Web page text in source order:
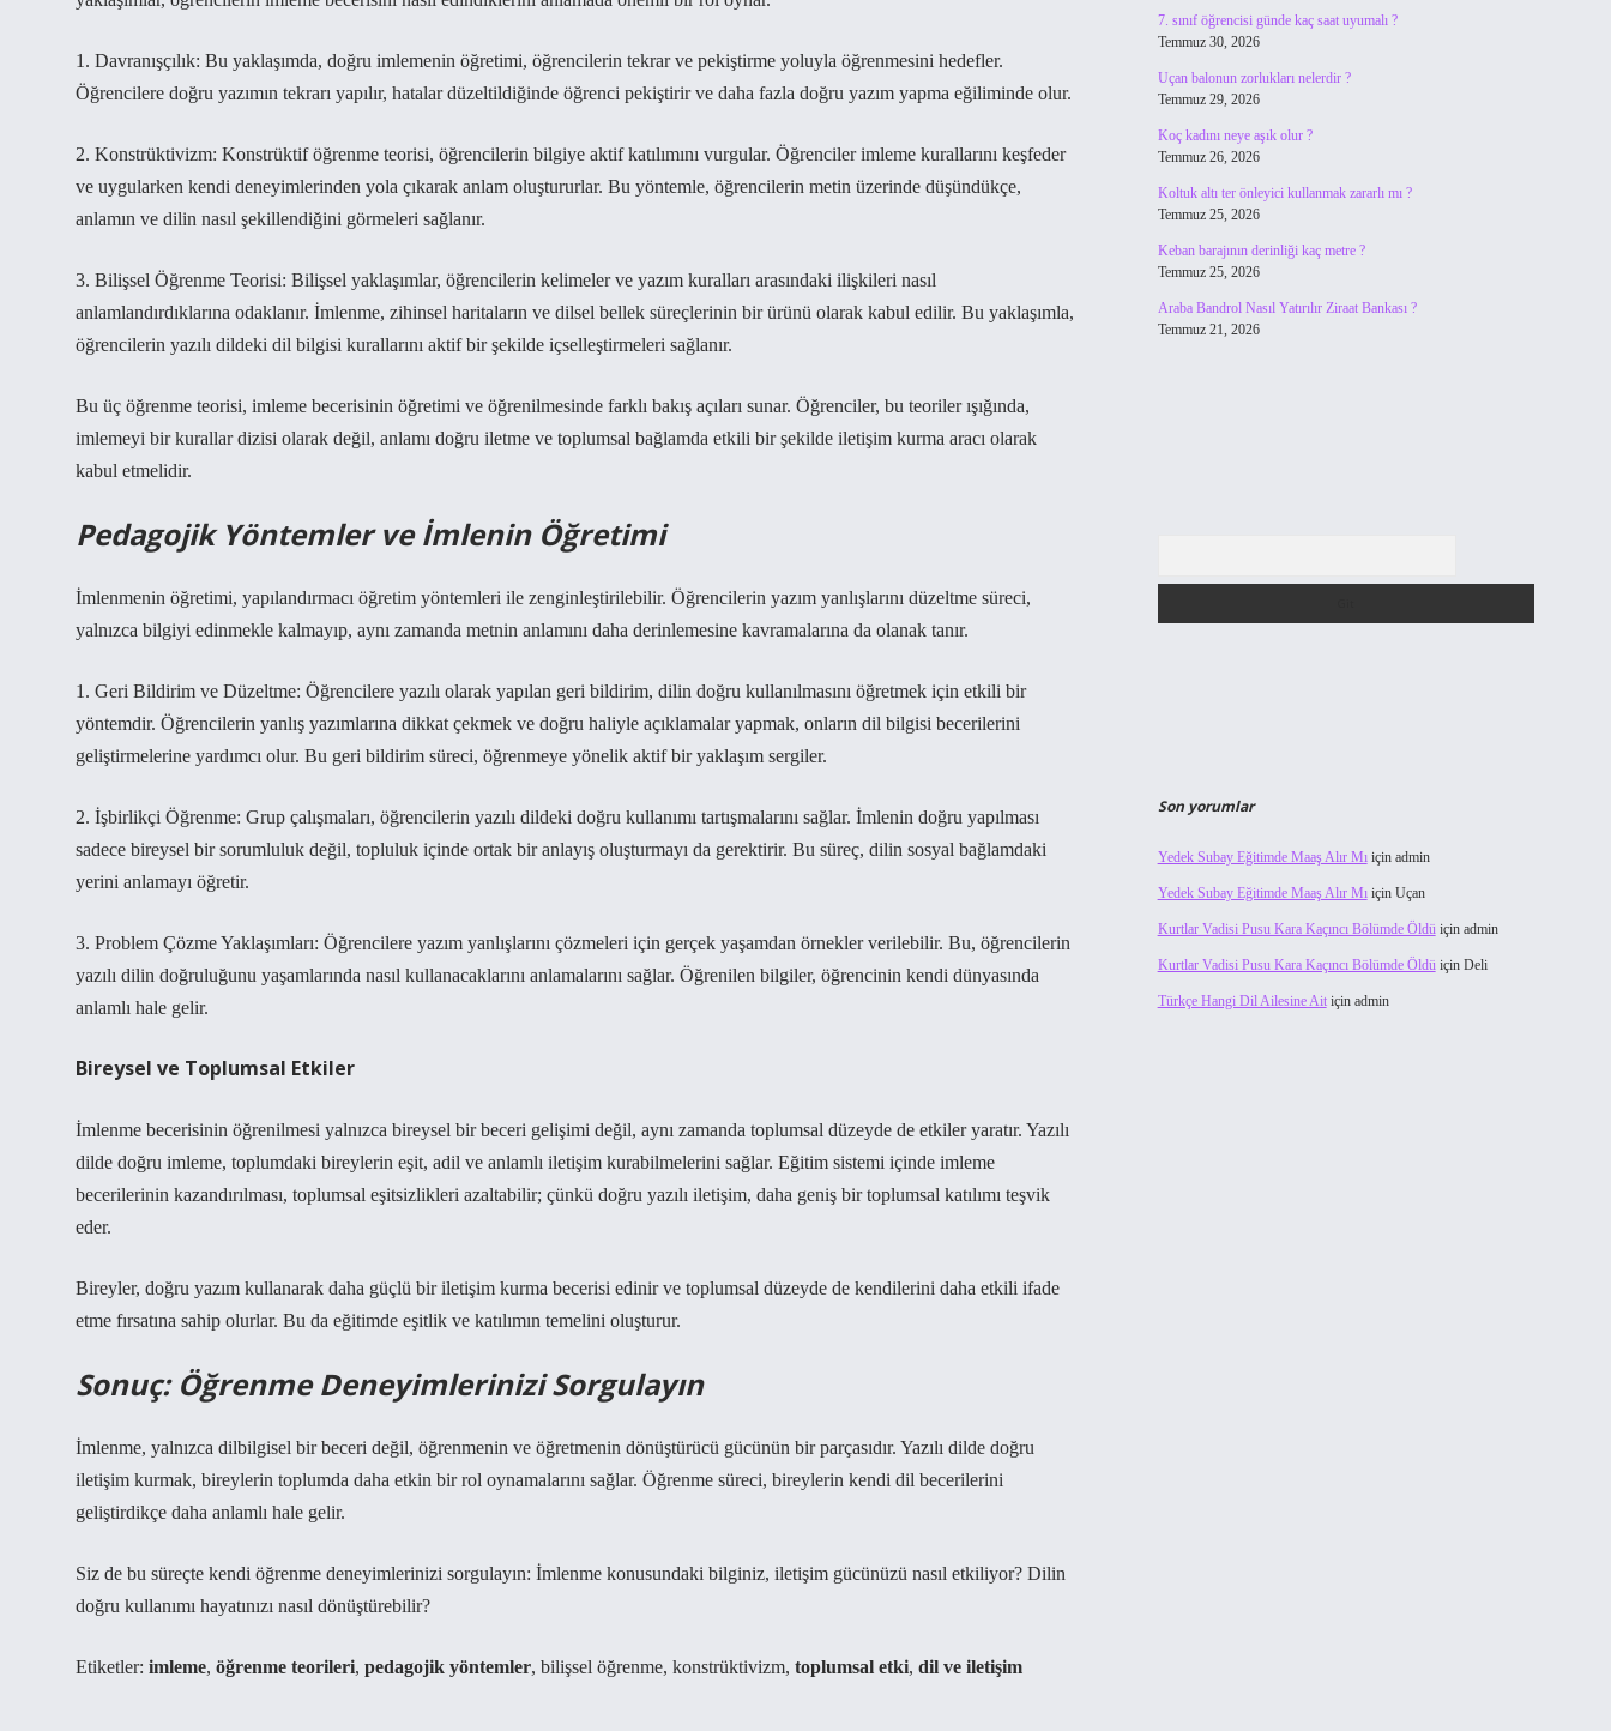
1. Davranışçılık: Bu yaklaşımda, doğru imlemenin öğretimi, öğrencilerin tekrar ve pekiştirme yoluyla öğrenmesini hedefler.
Öğrencilere doğru yazımın tekrarı yapılır, hatalar düzeltildiğinde öğrenci pekiştirir ve daha fazla doğru yazım yapma eğiliminde olur.
2. Konstrüktivizm: Konstrüktif öğrenme teorisi, öğrencilerin bilgiye aktif katılımını vurgular. Öğrenciler imleme kurallarını keşfeder
ve uygularken kendi deneyimlerinden yola çıkarak anlam oluştururlar. Bu yöntemle, öğrencilerin metin üzerinde düşündükçe,
anlamın ve dilin nasıl şekillendiğini görmeleri sağlanır.
3. Bilişsel Öğrenme Teorisi: Bilişsel yaklaşımlar, öğrencilerin kelimeler ve yazım kuralları arasındaki ilişkileri nasıl
anlamlandırdıklarına odaklanır. İmlenme, zihinsel haritaların ve dilsel bellek süreçlerinin bir ürünü olarak kabul edilir. Bu yaklaşımla,
öğrencilerin yazılı dildeki dil bilgisi kurallarını aktif bir şekilde içselleştirmeleri sağlanır.
Bu üç öğrenme teorisi, imleme becerisinin öğretimi ve öğrenilmesinde farklı bakış açıları sunar. Öğrenciler, bu teoriler ışığında,
imlemeyi bir kurallar dizisi olarak değil, anlamı doğru iletme ve toplumsal bağlamda etkili bir şekilde iletişim kurma aracı olarak
kabul etmelidir.
Pedagojik Yöntemler ve İmlenin Öğretimi
İmlenmenin öğretimi, yapılandırmacı öğretim yöntemleri ile zenginleştirilebilir. Öğrencilerin yazım yanlışlarını düzeltme süreci,
yalnızca bilgiyi edinmekle kalmayıp, aynı zamanda metnin anlamını daha derinlemesine kavramalarına da olanak tanır.
1. Geri Bildirim ve Düzeltme: Öğrencilere yazılı olarak yapılan geri bildirim, dilin doğru kullanılmasını öğretmek için etkili bir
yöntemdir. Öğrencilerin yanlış yazımlarına dikkat çekmek ve doğru haliyle açıklamalar yapmak, onların dil bilgisi becerilerini
geliştirmelerine yardımcı olur. Bu geri bildirim süreci, öğrenmeye yönelik aktif bir yaklaşım sergiler.
2. İşbirlikçi Öğrenme: Grup çalışmaları, öğrencilerin yazılı dildeki doğru kullanımı tartışmalarını sağlar. İmlenin doğru yapılması
sadece bireysel bir sorumluluk değil, topluluk içinde ortak bir anlayış oluşturmayı da gerektirir. Bu süreç, dilin sosyal bağlamdaki
yerini anlamayı öğretir.
3. Problem Çözme Yaklaşımları: Öğrencilere yazım yanlışlarını çözmeleri için gerçek yaşamdan örnekler verilebilir. Bu, öğrencilerin
yazılı dilin doğruluğunu yaşamlarında nasıl kullanacaklarını anlamalarını sağlar. Öğrenilen bilgiler, öğrencinin kendi dünyasında
anlamlı hale gelir.
Bireysel ve Toplumsal Etkiler
İmlenme becerisinin öğrenilmesi yalnızca bireysel bir beceri gelişimi değil, aynı zamanda toplumsal düzeyde de etkiler yaratır. Yazılı
dilde doğru imleme, toplumdaki bireylerin eşit, adil ve anlamlı iletişim kurabilmelerini sağlar. Eğitim sistemi içinde imleme
becerilerinin kazandırılması, toplumsal eşitsizlikleri azaltabilir; çünkü doğru yazılı iletişim, daha geniş bir toplumsal katılımı teşvik
eder.
Bireyler, doğru yazım kullanarak daha güçlü bir iletişim kurma becerisi edinir ve toplumsal düzeyde de kendilerini daha etkili ifade
etme fırsatına sahip olurlar. Bu da eğitimde eşitlik ve katılımın temelini oluşturur.
Sonuç: Öğrenme Deneyimlerinizi Sorgulayın
İmlenme, yalnızca dilbilgisel bir beceri değil, öğrenmenin ve öğretmenin dönüştürücü gücünün bir parçasıdır. Yazılı dilde doğru
iletişim kurmak, bireylerin toplumda daha etkin bir rol oynamalarını sağlar. Öğrenme süreci, bireylerin kendi dil becerilerini
geliştirdikçe daha anlamlı hale gelir.
Siz de bu süreçte kendi öğrenme deneyimlerinizi sorgulayın: İmlenme konusundaki bilginiz, iletişim gücünüzü nasıl etkiliyor? Dilin
doğru kullanımı hayatınızı nasıl dönüştürebilir?
Etiketler: imleme, öğrenme teorileri, pedagojik yöntemler, bilişsel öğrenme, konstrüktivizm, toplumsal etki, dil ve iletişim
7. sınıf öğrencisi günde kaç saat uyumalı ?
Temmuz 30, 2026
Uçan balonun zorlukları nelerdir ?
Temmuz 29, 2026
Koç kadını neye aşık olur ?
Temmuz 26, 2026
Koltuk altı ter önleyici kullanmak zararlı mı ?
Temmuz 25, 2026
Keban barajının derinliği kaç metre ?
Temmuz 25, 2026
Araba Bandrol Nasıl Yatırılır Ziraat Bankası ?
Temmuz 21, 2026
Son yorumlar
Yedek Subay Eğitimde Maaş Alır Mıiçin admin
Yedek Subay Eğitimde Maaş Alır Mıiçin Uçan
Kurtlar Vadisi Pusu Kara Kaçıncı Bölümde Öldüiçin admin
Kurtlar Vadisi Pusu Kara Kaçıncı Bölümde Öldüiçin Deli
Türkçe Hangi Dil Ailesine Aitiçin admin